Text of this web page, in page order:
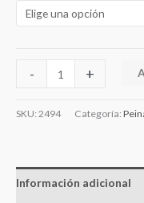
- +
SKU: 2494 Categoría:
Información adicional